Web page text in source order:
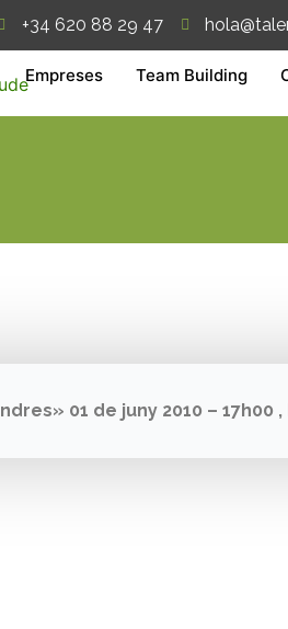
+34 620 88 29 47
Empreses Team Building
01 de juny 2010 –